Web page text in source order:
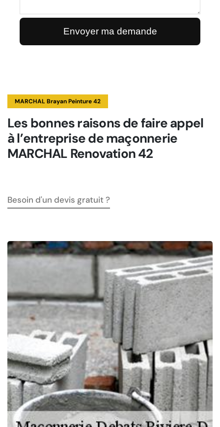
MARCHAL Brayan Peinture 42
Les bonnes raisons de faire appel
à l’entreprise de maçonnerie
MARCHAL Renovation 42
Besoin d'un devis gratuit ?